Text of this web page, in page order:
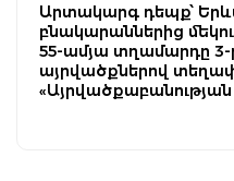
Արտակարգ դեպք՝
բնակարաններից
55-ամյա տղամարդը
այրվածքներով